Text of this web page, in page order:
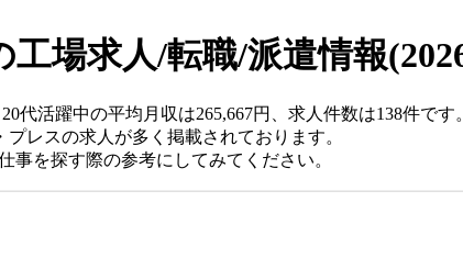
工場求人/転職/派遣情報
代活躍中の平均月収は265,667円、求人件数は138件で
レスの求人が多く掲載されております。
を探す際の参考にしてみてください。